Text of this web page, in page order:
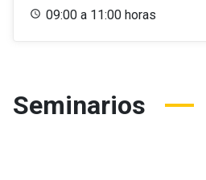
09:00 a 11:00 horas
Seminarios